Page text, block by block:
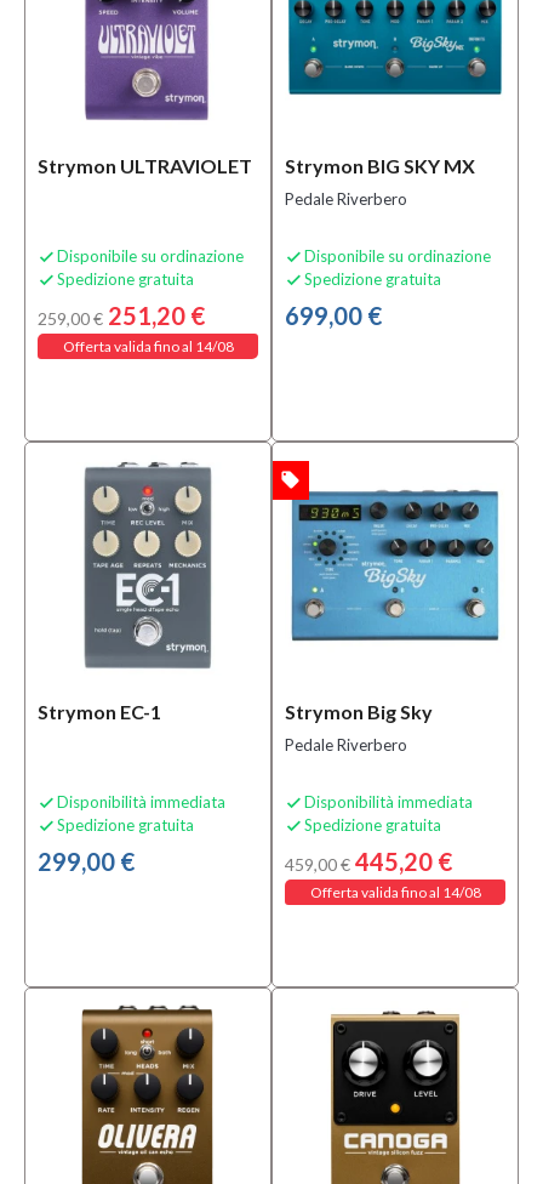
(4)
Alimentatori
Stabilizzati
Alimentatori
MOSTRA
TUTTI
Condizione
prodotti
offerta
Solo
prodotti
Speciali
Bananamusic
Strymon ULTRAVIOLET
 Disponibile su ordinazione
 Spedizione gratuita
259,00 € 251,20 €
Offerta valida fino al 14/08
Strymon BIG SKY MX
Pedale Riverbero
 Disponibile su ordinazione
 Spedizione gratuita
699,00 €
Strymon EC-1
 Disponibilità immediata
 Spedizione gratuita
299,00 €
Strymon Big Sky
Pedale Riverbero
 Disponibilità immediata
 Spedizione gratuita
459,00 € 445,20 €
Offerta valida fino al 14/08
local_offer